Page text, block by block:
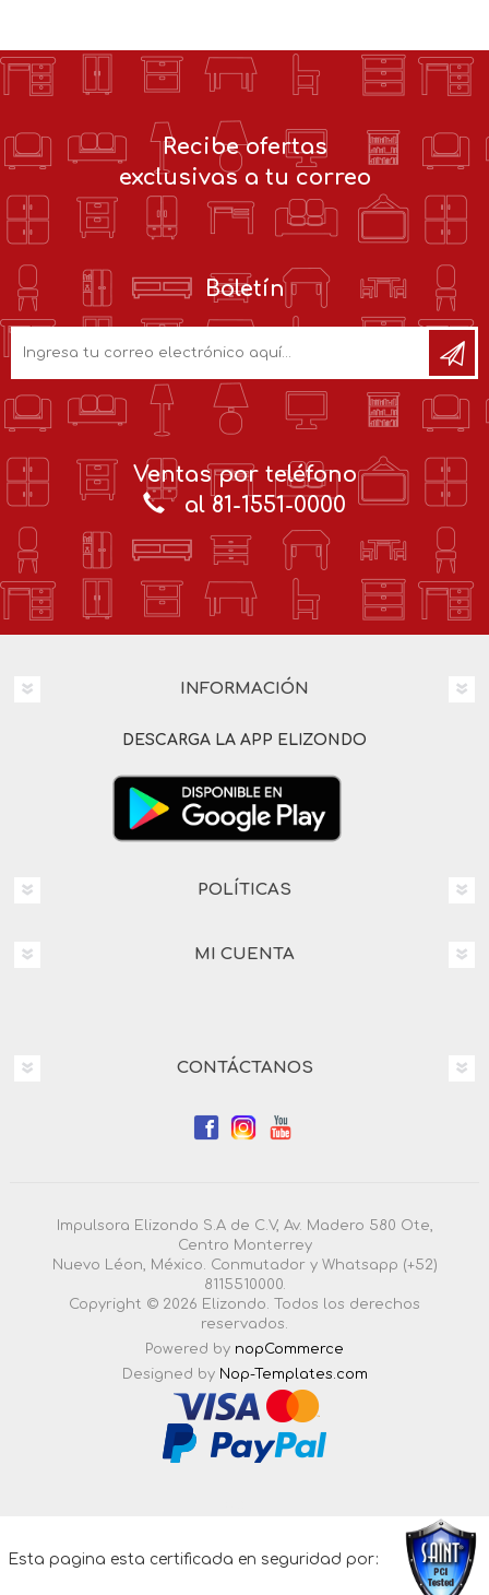
Recibe ofertas
exclusivas a tu correo
Boletín
Ventas por teléfono
al 81-1551-0000
INFORMACIÓN
DESCARGA LA APP ELIZONDO
POLÍTICAS
MI CUENTA
CONTÁCTANOS
Impulsora Elizondo S.A de C.V, Av. Madero 580 Ote,
Centro Monterrey
Nuevo Léon, México. Conmutador y Whatsapp (+52)
8115510000.
Copyright © 2026 Elizondo. Todos los derechos
reservados.
Powered by nopCommerce
Designed by Nop-Templates.com
Esta pagina esta certificada en seguridad por: